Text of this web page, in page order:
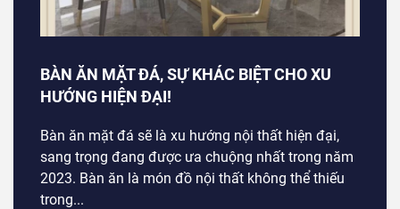
BÀN ĂN MẶT ĐÁ, SỰ KHÁC BIỆT CHO XU
HƯỚNG HIỆN ĐẠI!
Bàn ăn mặt đá sẽ là xu hướng nội thất hiện đại,
sang trọng đang được ưa chuộng nhất trong năm
2023. Bàn ăn là món đồ nội thất không thể thiếu
trong...